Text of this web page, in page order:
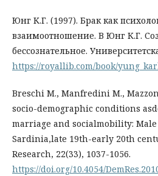
Юнг К.Г. (1997). Брак как
взаимоотношение. В Юнг К.Г.
бессознательное.
https://royallib.com/book/
Breschi M., Manfredini M.,
socio-demographic conditions
marriage and socialmobility:
Sardinia,late 19th-early 20th
Research, 22(33), 1037-1056.
https://doi.org/10.4054/